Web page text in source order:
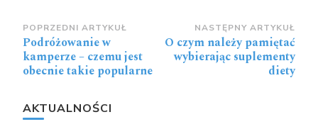
Zobacz
wpisy
POPRZEDNI ARTYKUŁ
Podróżowanie w
kamperze – czemu jest
obecnie takie popularne
NASTĘPNY ARTYKUŁ
O czym należy pamiętać
wybierając suplementy
diety
AKTUALNOŚCI